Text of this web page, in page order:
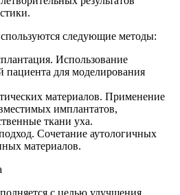
следующие методы:
Использование
пациента для моделирования
материалов. Применение
имплантатов,
ткани уха.
Сочетание аутологичных
материалов.